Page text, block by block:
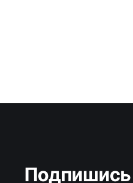
Подпишись